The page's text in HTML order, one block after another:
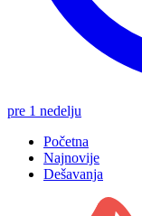
pre 1 nedelju
Početna
Najnovije
Dešavanja